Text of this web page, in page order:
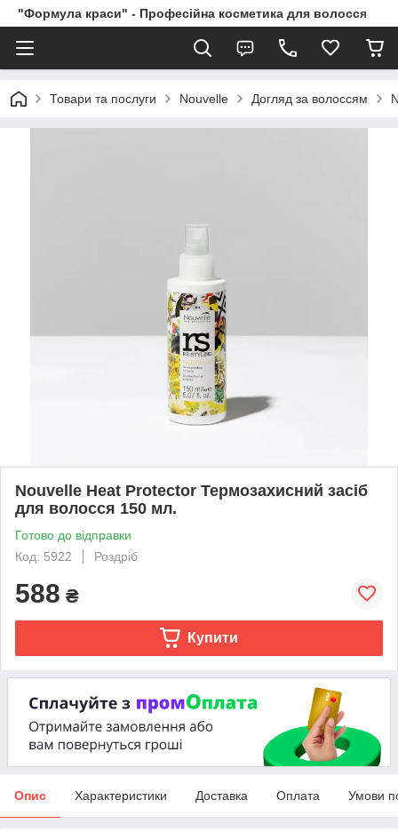
"Формула краси" - Професійна косметика для волосся
Товари та послуги Nouvelle Догляд за волоссям
Nouvelle Heat Protector Термозахисний засіб
для волосся 150 мл.
Готово до відправки
Код: 5922
Роздріб
588 ₴
Купити
Опис Характеристики Доставка Оплата Умови